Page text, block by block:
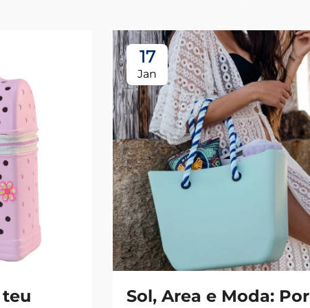
17
Jan
Sol, Area e Moda: